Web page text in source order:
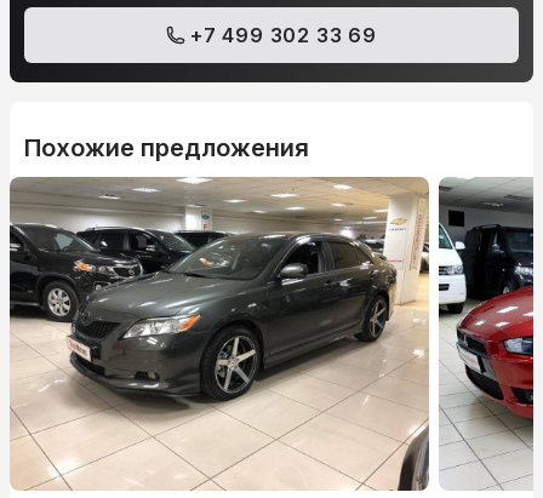
+7 499 302 33 69
Похожие предложения